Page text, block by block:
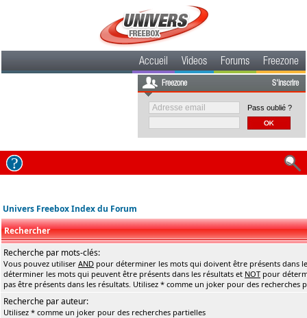
Accueil Videos Forums Freezone
Freezone S'inscrire
Pass oublié ?
Univers Freebox Index du Forum
Rechercher
Recherche par mots-clés:
Vous pouvez utiliser AND pour déterminer les mots qui doivent être présents dans
déterminer les mots qui peuvent être présents dans les résultats et NOT pour
pas être présents dans les résultats. Utilisez * comme un joker pour des recherches
Recherche par auteur:
Utilisez * comme un joker pour des recherches partielles